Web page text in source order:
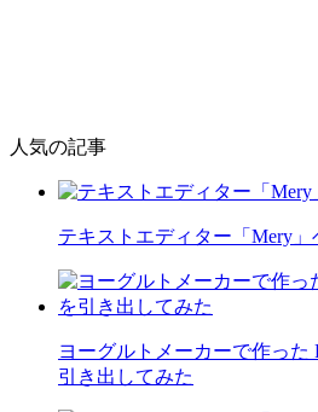
人気の記事
テキストエディター「Mery」
ヨーグルトメーカーで作った
引き出してみた